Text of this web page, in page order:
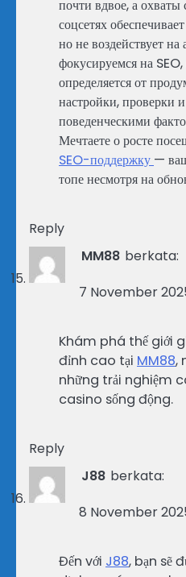
почти вдвое, а охваты
соцсетях
но не воздействует
фокусируемся на
определяется от
настройки, проверки
поведенческими
Мечтаете о росте
SEO-поддержку —
топе несмотря на
Reply
MM88 berkata:
7 November
Khám phá thế giới
đỉnh cao tại MM88,
những trải nghiệm
casino sống động.
Reply
J88 berkata:
8 November
Đến với J88, bạn sẽ